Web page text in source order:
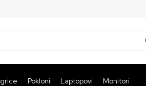
BESPLATNA ISPORUKA
Pokloni Laptopovi Monitori